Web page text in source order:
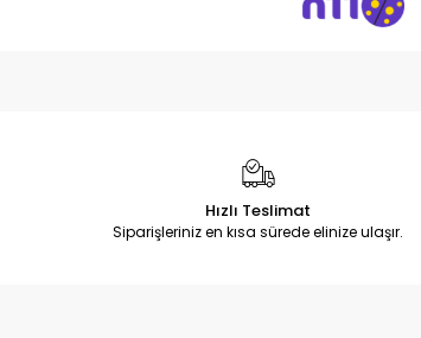
Hızlı Teslimat
Siparişleriniz en kısa sürede elinize ulaşır.